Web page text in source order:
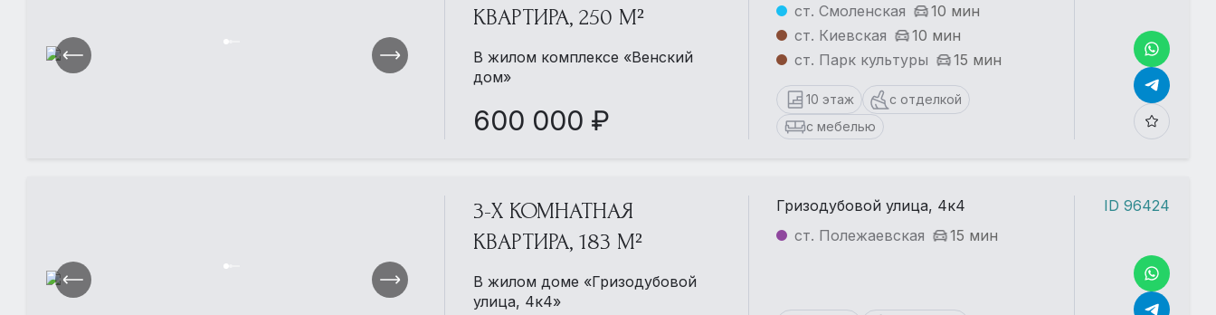
КВАРТИРА, 250 М²
В жилом комплексе «Венский
дом»
600 000 ₽
ст. Смоленская
10 мин
ст. Киевская
10 мин
ст. Парк культуры
15 мин
10 этаж
с отделкой
с мебелью
3-Х КОМНАТНАЯ
КВАРТИРА, 183 М²
В жилом доме «Гризодубовой
улица, 4к4»
Гризодубовой улица, 4к4
ст. Полежаевская
15 мин
ID 96424